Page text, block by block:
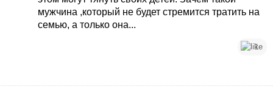
мужчина ,который не будет стремится тратить на
семью, а только она...
1